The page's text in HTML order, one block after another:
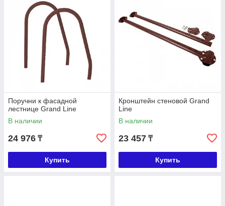
Поручни к фасадной
лестнице Grand Line
В наличии
24 976 ₸
Купить
Кронштейн стеновой Grand
Line
В наличии
23 457 ₸
Купить